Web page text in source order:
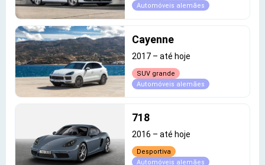
Automóveis alemães
Cayenne
2017 – até hoje
SUV grande
Automóveis alemães
718
2016 – até hoje
Desportiva
Automóveis alemães